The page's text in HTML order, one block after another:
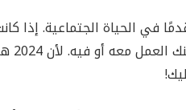
في الحياة الجتماعية. إذا
الأفكار لا